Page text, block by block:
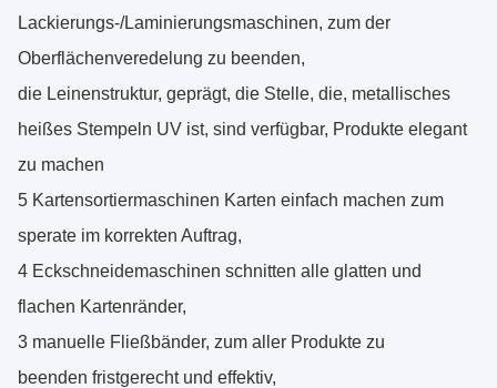
Lackierungs-/Laminierungsmaschinen, zum der
Oberflächenveredelung zu beenden,
die Leinenstruktur, geprägt, die Stelle, die, metallisches
heißes Stempeln UV ist, sind verfügbar, Produkte elegant
zu machen
5 Kartensortiermaschinen Karten einfach machen zum
sperate im korrekten Auftrag,
4 Eckschneidemaschinen schnitten alle glatten und
flachen Kartenränder,
3 manuelle Fließbänder, zum aller Produkte zu
beenden fristgerecht und effektiv,